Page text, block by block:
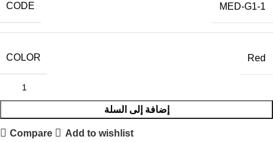
CODE MED-G1-1
COLOR Red
إضافة إلى السلة
Compare Add to wishlist